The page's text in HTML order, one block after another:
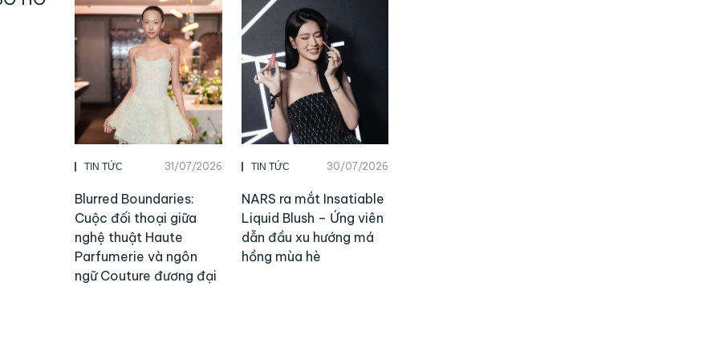
TIN TỨC 31/07/2026
Blurred Boundaries:
Cuộc đối thoại giữa
nghệ thuật Haute
Parfumerie và ngôn
ngữ Couture đương đại
TIN TỨC 30/07/2026
NARS ra mắt Insatiable
Liquid Blush – Ứng viên
dẫn đầu xu hướng má
hồng mùa hè